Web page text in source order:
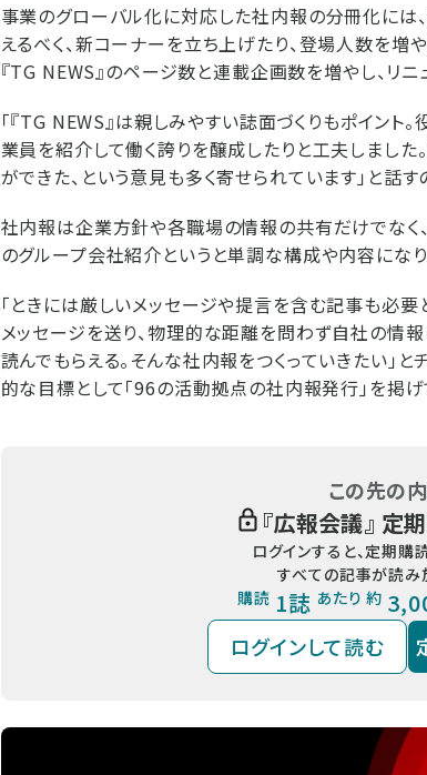
事業のグローバル化に対応した社内報の分冊化には
えるべく、新コーナーを立ち上げたり、登場人数を
『TG NEWS』のページ数と連載企画数を増やし、リニ
「『TG NEWS』は親しみやすい誌面づくりもポイント
業員を紹介して働く誇りを醸成したりと工夫しまし
ができた、という意見も多く寄せられています」と話
社内報は企業方針や各職場の情報の共有だけでなく
のグループ会社紹介というと単調な構成や内容になり
「ときには厳しいメッセージや提言を含む記事も必
メッセージを送り、物理的な距離を問わず自社の情
読んでもらえる。そんな社内報をつくっていきたい」
的な目標として「96の活動拠点の社内報発行」を掲
この先の
『広報会議』 定
ログインすると、定期購
すべての記事が読み
購読 1誌 あたり 約
ログインして読む